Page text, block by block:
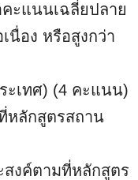
ะแนนเฉลี่ยปลาย
นื่อง หรือสูงกว่า
ะเทศ) (4 คะแนน)
หลักสูตรสถาน
งค์ตามที่หลักสูตร